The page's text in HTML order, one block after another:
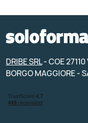
DRIBE SRL- COE
BORGO MAGGIORE -